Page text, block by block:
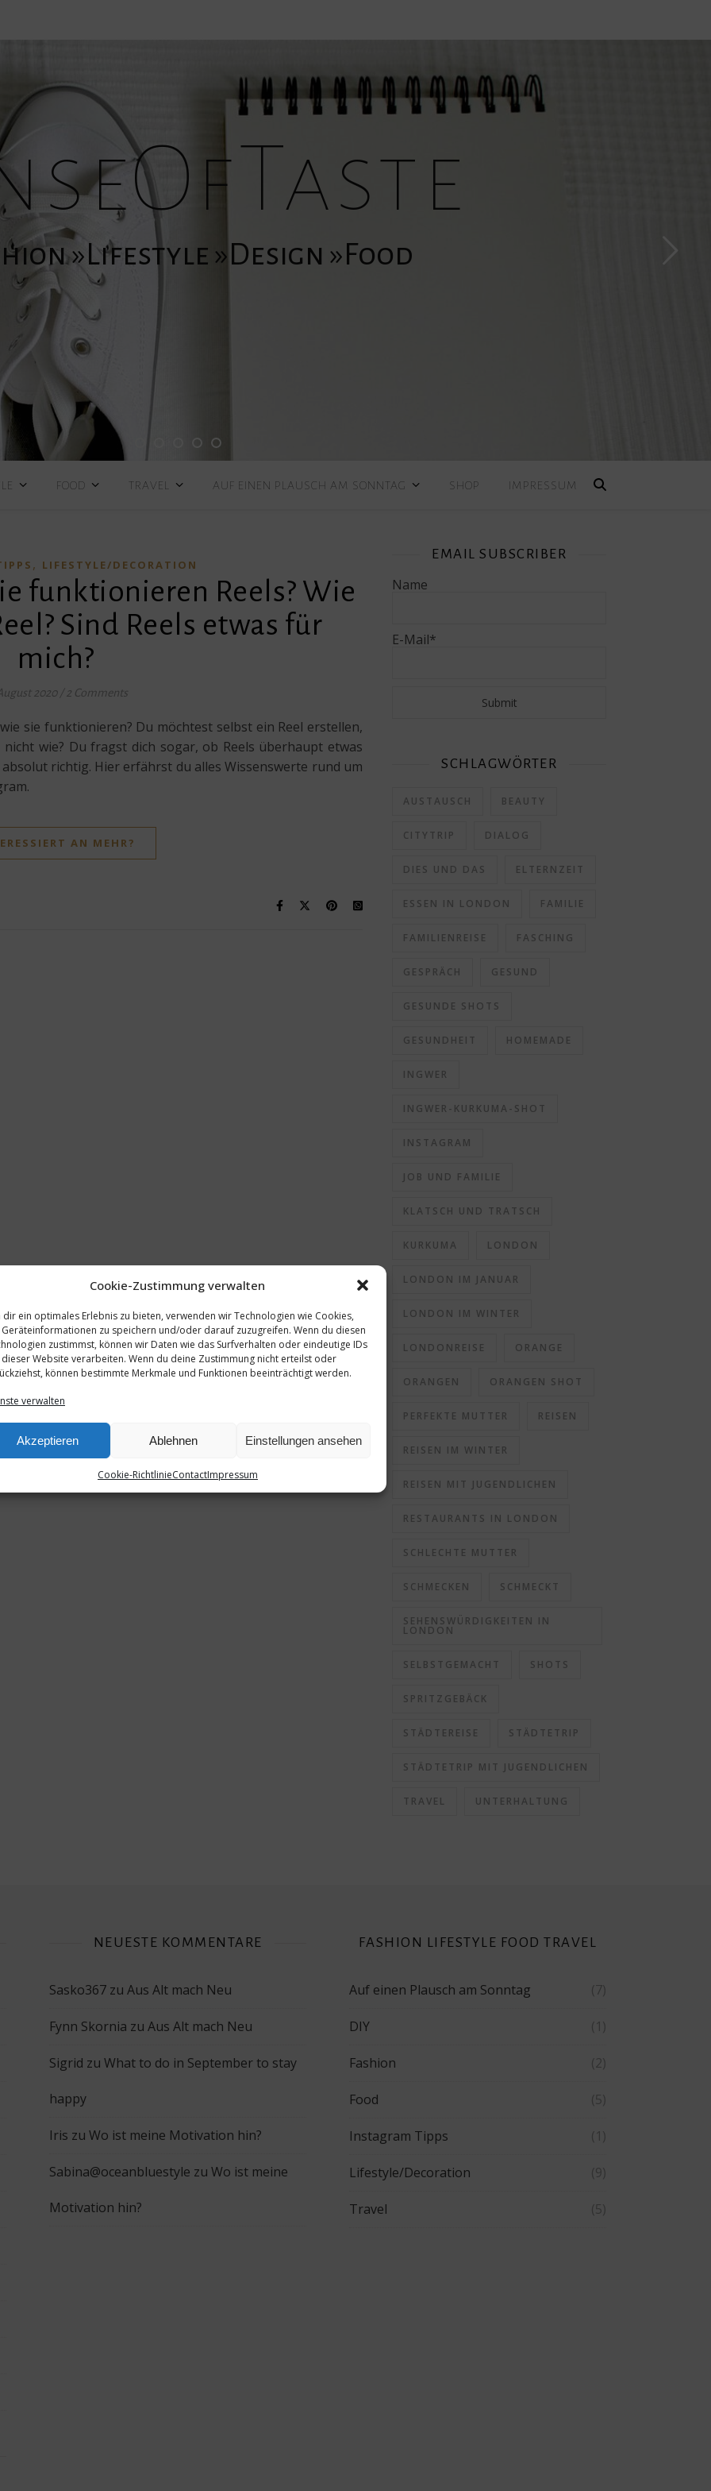
Cookie-Zustimmung verwalten
dir ein optimales Erlebnis zu bieten, verwenden wir Technologien wie Cookies,
Geräteinformationen zu speichern und/oder darauf zuzugreifen. Wenn du diesen
zustimmst, können wir Daten wie das Surfverhalten oder eindeutige IDs
dieser Website verarbeiten. Wenn du deine Zustimmung nicht erteilst oder
können bestimmte Merkmale und Funktionen beeinträchtigt werden.
verwalten
Akzeptieren Ablehnen Einstellungen ansehen
Cookie-RichtlinieContactImpressum
»Lifestyle »Design »Food
FOOD TRAVEL AUF EINEN PLAUSCH AM SONNTAG SHOP IMPRESSUM
, LIFESTYLE/DECORATION
funktionieren Reels? Wie
Sind Reels etwas für
mich?
2020 / 2 Comments
sie funktionieren? Du möchtest selbst ein Reel erstellen,
wie? Du fragst dich sogar, ob Reels überhaupt etwas
richtig. Hier erfährst du alles Wissenswerte rund um
AN MEHR?
EMAIL SUBSCRIBER
Name
E-Mail*
SCHLAGWÖRTER
AUSTAUSCH BEAUTY
CITYTRIP DIALOG
DIES UND DAS ELTERNZEIT
ESSEN IN LONDON FAMILIE
FAMILIENREISE FASCHING
GESPRÄCH GESUND
GESUNDE SHOTS
GESUNDHEIT HOMEMADE
INGWER
INGWER-KURKUMA-SHOT
INSTAGRAM
JOB UND FAMILIE
KLATSCH UND TRATSCH
KURKUMA LONDON
LONDON IM JANUAR
LONDON IM WINTER
LONDONREISE ORANGE
ORANGEN ORANGEN SHOT
PERFEKTE MUTTER REISEN
REISEN IM WINTER
REISEN MIT JUGENDLICHEN
RESTAURANTS IN LONDON
SCHLECHTE MUTTER
SCHMECKEN SCHMECKT
SEHENSWÜRDIGKEITEN IN
LONDON
SELBSTGEMACHT SHOTS
SPRITZGEBÄCK
STÄDTEREISE STÄDTETRIP
STÄDTETRIP MIT JUGENDLICHEN
TRAVEL UNTERHALTUNG
NEUESTE KOMMENTARE
Sasko367 zu Aus Alt mach Neu
Fynn Skornia zu Aus Alt mach Neu
Sigrid zu What to do in September to stay
happy
Iris zu Wo ist meine Motivation hin?
Sabina@oceanbluestyle zu Wo ist meine
Motivation hin?
FASHION LIFESTYLE FOOD TRAVEL
Auf einen Plausch am Sonntag (7)
DIY (1)
Fashion (2)
Food (5)
Instagram Tipps (1)
Lifestyle/Decoration (9)
Travel (5)